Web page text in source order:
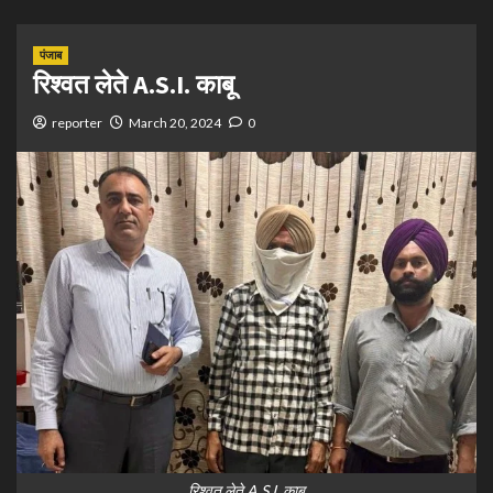
पंजाब
रिश्वत लेते A.S.I. काबू
reporter March 20, 2024 0